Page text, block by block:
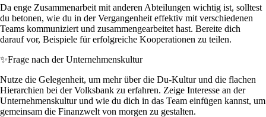
Da enge Zusammenarbeit mit anderen Abteilungen wichtig ist, solltest
du betonen, wie du in der Vergangenheit effektiv mit verschiedenen
Teams kommuniziert und zusammengearbeitet hast. Bereite dich
darauf vor, Beispiele für erfolgreiche Kooperationen zu teilen.
✨Frage nach der Unternehmenskultur
Nutze die Gelegenheit, um mehr über die Du-Kultur und die flachen
Hierarchien bei der Volksbank zu erfahren. Zeige Interesse an der
Unternehmenskultur und wie du dich in das Team einfügen kannst, um
gemeinsam die Finanzwelt von morgen zu gestalten.